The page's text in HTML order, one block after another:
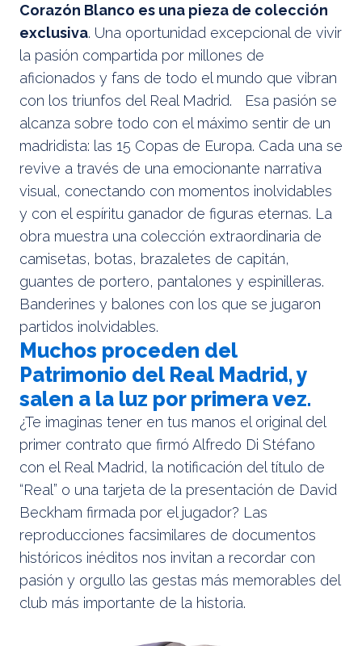
Corazón Blanco es una pieza de colección
exclusiva. Una oportunidad excepcional de vivir
la pasión compartida por millones de
aficionados y fans de todo el mundo que vibran
con los triunfos del Real Madrid. Esa pasión se
alcanza sobre todo con el máximo sentir de un
madridista: las 15 Copas de Europa. Cada una se
revive a través de una emocionante narrativa
visual, conectando con momentos inolvidables
y con el espíritu ganador de figuras eternas. La
obra muestra una colección extraordinaria de
camisetas, botas, brazaletes de capitán,
guantes de portero, pantalones y espinilleras.
Banderines y balones con los que se jugaron
partidos inolvidables.
Muchos proceden del
Patrimonio del Real Madrid, y
salen a la luz por primera vez.
¿Te imaginas tener en tus manos el original del
primer contrato que firmó Alfredo Di Stéfano
con el Real Madrid, la notificación del título de
“Real” o una tarjeta de la presentación de David
Beckham firmada por el jugador? Las
reproducciones facsimilares de documentos
históricos inéditos nos invitan a recordar con
pasión y orgullo las gestas más memorables del
club más importante de la historia.